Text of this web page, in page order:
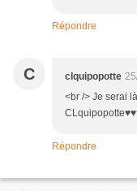
Répondre
C clquipopotte
<br /> Je serai
Répondre